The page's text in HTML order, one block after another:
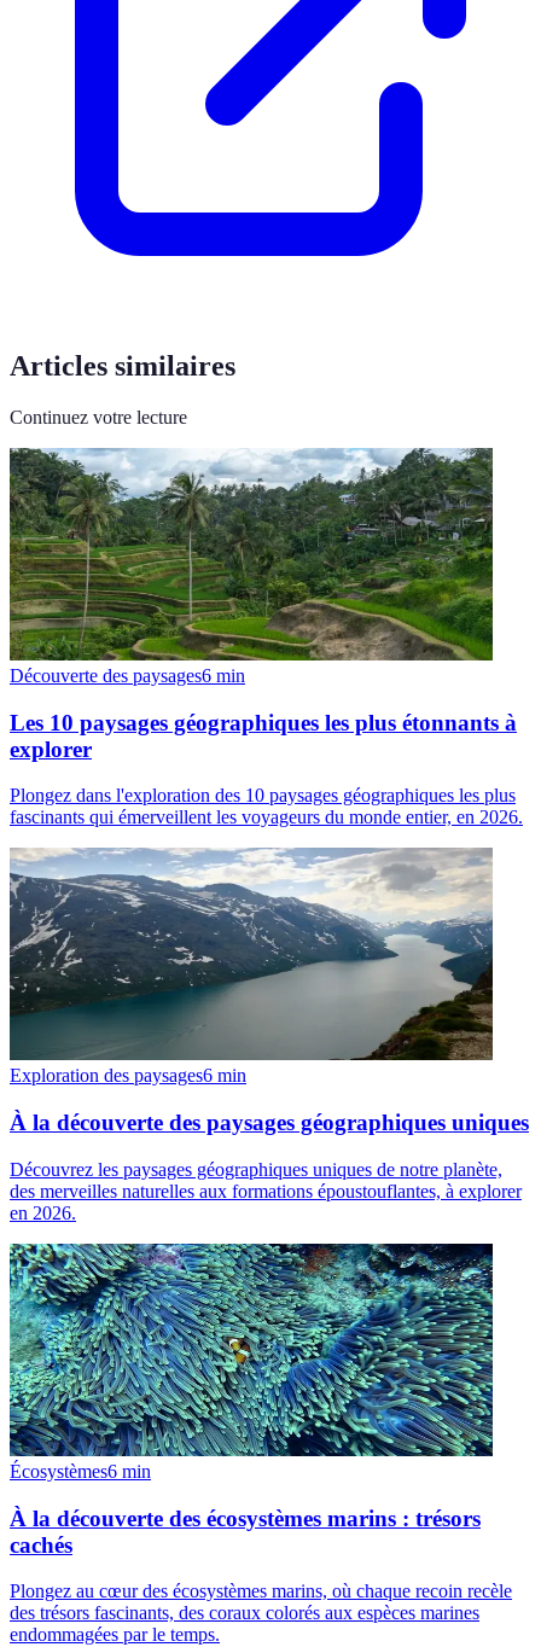
Articles similaires
Continuez votre lecture
Découverte des paysages6 min
Les 10 paysages géographiques les plus étonnants à
explorer
Plongez dans l'exploration des 10 paysages géographiques les plus
fascinants qui émerveillent les voyageurs du monde entier, en 2026.
Exploration des paysages6 min
À la découverte des paysages géographiques uniques
Découvrez les paysages géographiques uniques de notre planète,
des merveilles naturelles aux formations époustouflantes, à explorer
en 2026.
Écosystèmes6 min
À la découverte des écosystèmes marins : trésors
cachés
Plongez au cœur des écosystèmes marins, où chaque recoin recèle
des trésors fascinants, des coraux colorés aux espèces marines
endommagées par le temps.